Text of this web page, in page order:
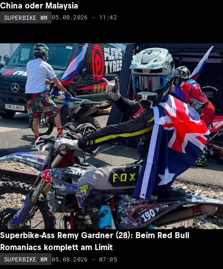
China oder Malaysia
SUPERBIKE WM 05.08.2026 - 11:42
Superbike-Ass Remy Gardner (28): Beim Red Bull
Romaniacs komplett am Limit
SUPERBIKE WM 05.08.2026 - 07:05